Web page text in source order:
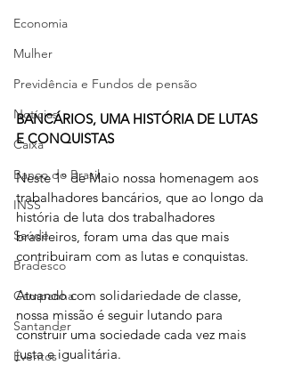
Economia
Mulher
Previdência e Fundos de pensão
Notícias
Caixa
Banco do Brasil
INSS
Saúde
Bradesco
Campanha
Santander
Eventos
BANCÁRIOS, UMA HISTÓRIA DE LUTAS
E CONQUISTAS
Neste 1° de Maio nossa homenagem aos
trabalhadores bancários, que ao longo da
história de luta dos trabalhadores
brasileiros, foram uma das que mais
contribuiram com as lutas e conquistas.
Atuando com solidariedade de classe,
nossa missão é seguir lutando para
construir uma sociedade cada vez mais
justa e igualitária.